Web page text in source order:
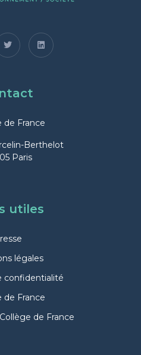
de France
Berthelot
Paris
utiles
légales
confidentialité
de France
de France